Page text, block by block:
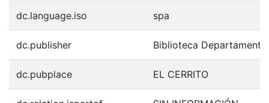
dc.language.iso spa
dc.publisher Biblioteca
dc.pubplace EL CERRITO